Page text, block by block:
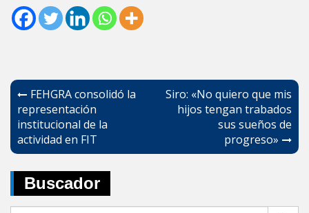
Navegación
de
entradas
FEHGRA consolidó la
representación
institucional de la
actividad en FIT
Siro: «No quiero que mis
hijos tengan trabados
sus sueños de
progreso»
Buscador